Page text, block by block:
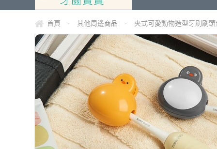
首頁 - 其他周邊商品 - 夾式可愛動物造型牙刷刷